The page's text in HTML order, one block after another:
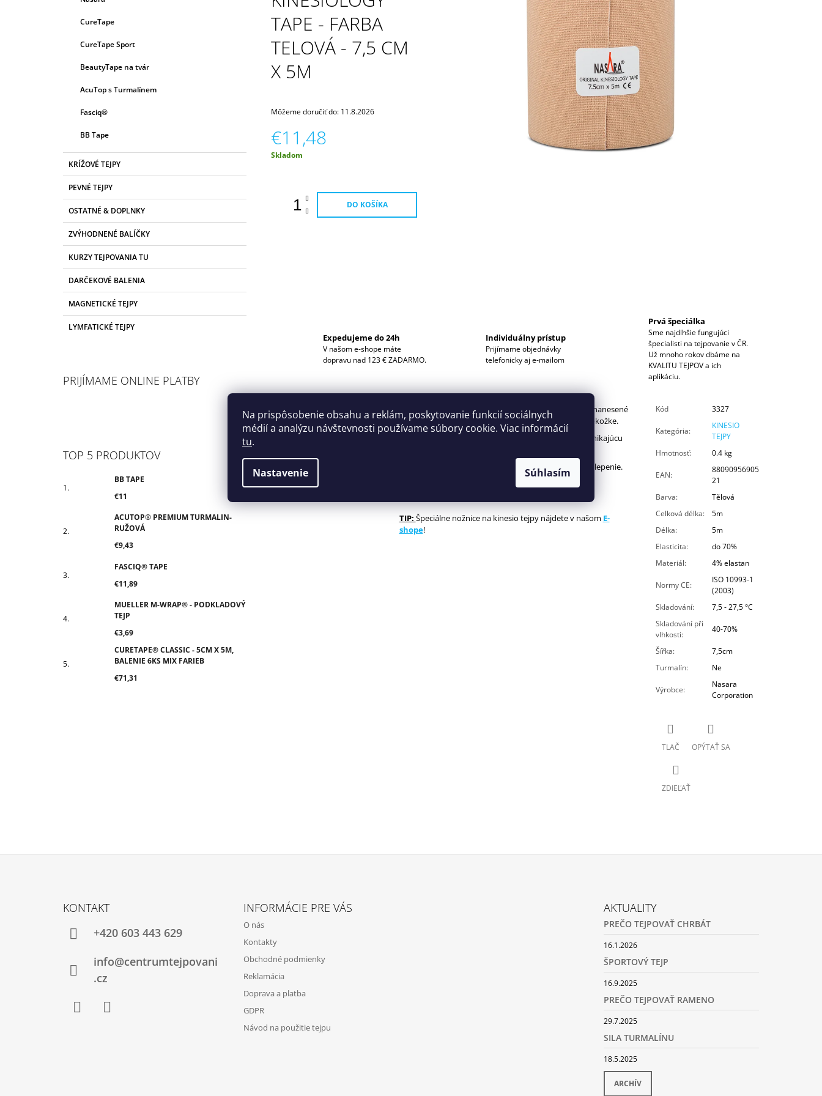
Na prispôsobenie obsahu a reklám, poskytovanie funkcií sociálnych
médií a analýzu návštevnosti používame súbory cookie. Viac informácií
tu.
Nastavenie Súhlasím
CureTape
CureTape Sport
BeautyTape na tvár
AcuTop s Turmalínem
Fasciq®
BB Tape
KRÍŽOVÉ TEJPY
PEVNÉ TEJPY
OSTATNÉ & DOPLNKY
ZVÝHODNENÉ BALÍČKY
KURZY TEJPOVANIA TU
DARČEKOVÉ BALENIA
MAGNETICKÉ TEJPY
LYMFATICKÉ TEJPY
PRIJÍMAME ONLINE PLATBY
TOP 5 PRODUKTOV
BB TAPE
€11
ACUTOP® PREMIUM TURMALIN-
RUŽOVÁ
€9,43
FASCIQ® TAPE
€11,89
MUELLER M-WRAP® - PODKLADOVÝ
TEJP
€3,69
CURETAPE® CLASSIC - 5CM X 5M,
BALENIE 6KS MIX FARIEB
€71,31
TAPE - FARBA
TELOVÁ - 7,5 CM
X 5M
Môžeme doručiť do: 11.8.2026
€11,48
Jednotková
Skladom
DO KOŠÍKA
Expedujeme do 24h
V našom e-shope máte
dopravu nad 123 € ZADARMO.
Individuálny prístup
Prijímame objednávky
telefonicky aj e-mailom
Prvá špeciálka
Sme najdlhšie fungujúci
špecialisti na tejpovanie v ČR.
Už mnoho rokov dbáme na
KVALITU TEJPOV a ich
aplikáciu.
POPIS
Tejp je vyrobený z 96% z bavlny, obsahuje vlnovito nanesené
akrylátové lepidlo, ktoré je veľmi dobre znášané na pokožke.
Po celú dobu nosenia umožňuje vysoký komfort a vynikajúcu
S tejpom sa veľmi dobre pracuje a umožňuje precízne lepenie.
TIP: Špeciálne nožnice na kinesio tejpy nájdete v našom E-
shope!
Kód 3327
Kategória:
KINESIO
TEJPY
Hmotnosť: 0.4 kg
EAN:
88090956905
21
Barva:
Tělová
Celková délka:
5m
Délka:
5m
Elasticita:
do 70%
Materiál: 4% elastan
Normy CE:
ISO 10993-1
(2003)
Skladování:
7,5 - 27,5 °C
Skladování při
vlhkosti:
40-70%
Šířka:
7,5cm
Turmalín: Ne
Výrobce:
Nasara
Corporation
TLAČ OPÝTAŤ SA
ZDIEĽAŤ
€9,43
KONTAKT
+420 603 443 629
info@centrumtejpovani
.cz
INFORMÁCIE PRE VÁS
O nás
Kontakty
Obchodné podmienky
Reklamácia
Doprava a platba
GDPR
Návod na použitie tejpu
AKTUALITY
PREČO TEJPOVAŤ CHRBÁT
16.1.2026
ŠPORTOVÝ TEJP
16.9.2025
PREČO TEJPOVAŤ RAMENO
29.7.2025
SILA TURMALÍNU
18.5.2025
ARCHÍV